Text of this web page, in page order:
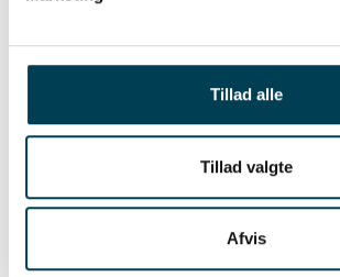
Tillad alle
Tillad valgte
Afvis
Habilidades maternales